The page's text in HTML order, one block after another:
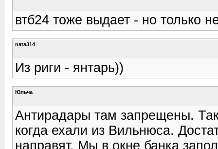
втб24 тоже выдает - но только
nata314
Из риги - янтарь))
Юльча
Антирадары там запрещены.
когда ехали из Вильнюса.
направят. Мы в окне банка